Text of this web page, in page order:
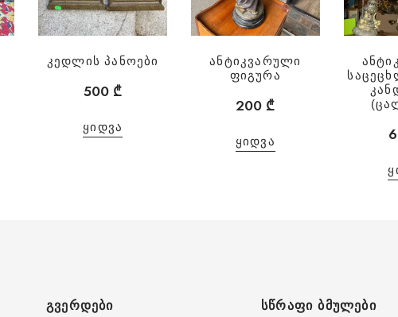
კედლის პანოები
500 ₾
ᲧᲘᲓᲕᲐ
ანტიკვარული
ფიგურა
200 ₾
ᲧᲘᲓᲕᲐ
ᲒᲕᲔᲠᲓᲔᲑᲘ ᲡᲬᲠᲐᲤᲘ ᲑᲛᲣᲚᲔᲑᲘ